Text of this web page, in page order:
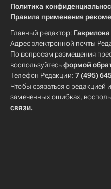
Политика
Правила применения
Главный редактор:
Адрес электронной почты
По вопросам размещения
воспользуйтесьформой
Телефон Редакции: 7 (495)
Чтобы связаться с редакцией
замеченных ошибках,
связи.